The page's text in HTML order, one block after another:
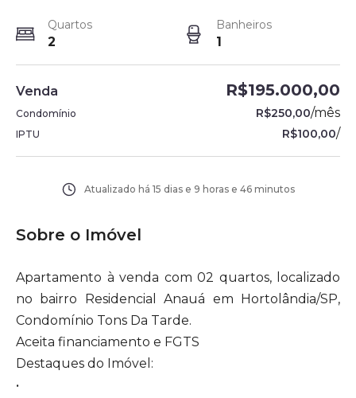
Quartos
2
Banheiros
1
Venda R$195.000,00
Condomínio R$250,00/mês
IPTU R$100,00/
Atualizado há 15 dias e 9 horas e 46 minutos
Sobre o Imóvel
Apartamento à venda com 02 quartos, localizado
no bairro Residencial Anauá em Hortolândia/SP,
Condomínio Tons Da Tarde.
Aceita financiamento e FGTS
Destaques do Imóvel:
•